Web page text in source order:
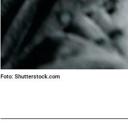
Foto: Shutterstock.com